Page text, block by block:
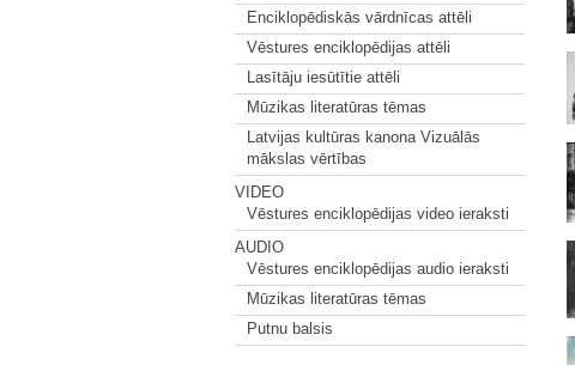
Enciklopēdiskās vārdnīcas attēli
Vēstures enciklopēdijas attēli
Lasītāju iesūtītie attēli
Mūzikas literatūras tēmas
Latvijas kultūras kanona Vizuālās
mākslas vērtības
VIDEO
Vēstures enciklopēdijas video ieraksti
AUDIO
Vēstures enciklopēdijas audio ieraksti
Mūzikas literatūras tēmas
Putnu balsis